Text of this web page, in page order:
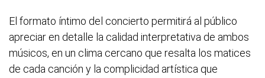
El formato íntimo del concierto permitirá al público
apreciar en detalle la calidad interpretativa de ambos
músicos, en un clima cercano que resalta los matices
de cada canción y la complicidad artística que